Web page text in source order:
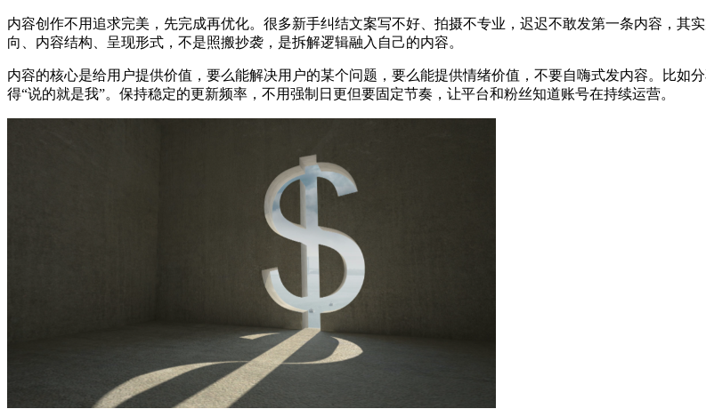
内容创作不用追求完美，先完成再优化。很多新手纠结文案写不好、拍摄不专业，迟迟不敢发第一条内容，其
向、内容结构、呈现形式，不是照搬抄袭，是拆解逻辑融入自己的内容。
内容的核心是给用户提供价值，要么能解决用户的某个问题，要么能提供情绪价值，不要自嗨式发内容。比如
得“说的就是我”。保持稳定的更新频率，不用强制日更但要固定节奏，让平台和粉丝知道账号在持续运营。